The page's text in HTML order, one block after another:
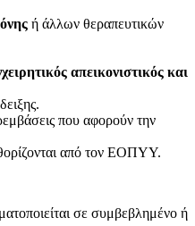
ή άλλων θεραπευτικών
απεικονιστικός και
που αφορούν την
από τον ΕΟΠΥΥ.
σε συμβεβλημένο ή